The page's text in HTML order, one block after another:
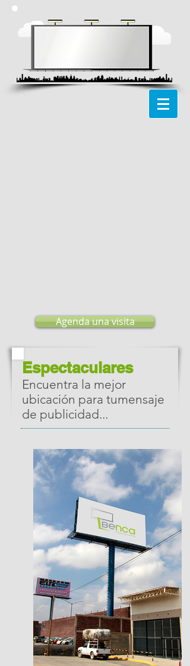
Agenda una visita
Espectaculares
Encuentra la mejor
ubicación para tumensaje
de publicidad...